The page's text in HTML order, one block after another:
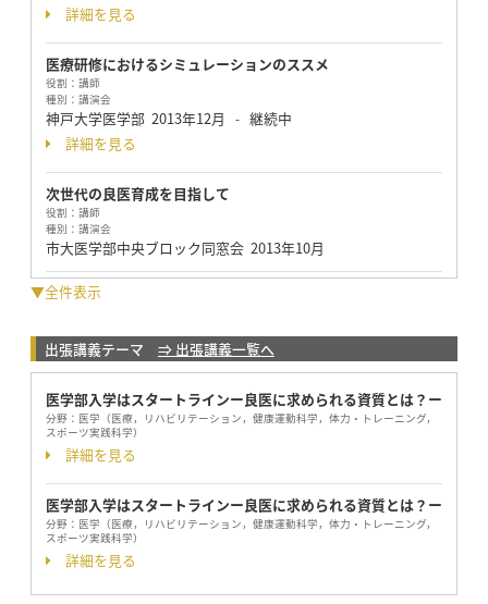
詳細を見る
医療研修におけるシミュレーションのススメ
役割： 講師
種別： 講演会
神戸大学医学部 2013年12月 - 継続中
詳細を見る
次世代の良医育成を目指して
役割： 講師
種別： 講演会
市大医学部中央ブロック同窓会 2013年10月
▼全件表示
出張講義テーマ ⇒ 出張講義一覧へ
医学部入学はスタートラインー良医に求められる資質とは？ー
分野： 医学（医療，リハビリテーション，健康運動科学，体力・トレーニング，
スポーツ実践科学）
詳細を見る
医学部入学はスタートラインー良医に求められる資質とは？ー
分野： 医学（医療，リハビリテーション，健康運動科学，体力・トレーニング，
スポーツ実践科学）
詳細を見る